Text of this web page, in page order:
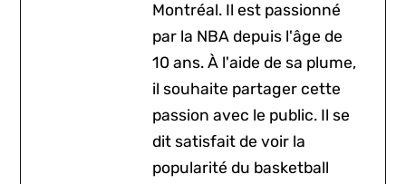
Montréal. Il est passionné
par la NBA depuis l'âge de
10 ans. À l'aide de sa plume,
il souhaite partager cette
passion avec le public. Il se
dit satisfait de voir la
popularité du basketball